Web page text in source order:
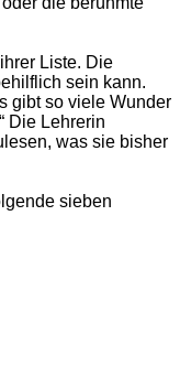
Liste. Die
sein kann.
gibt so viele Wunder
Die Lehrerin
was sie bisher
sieben